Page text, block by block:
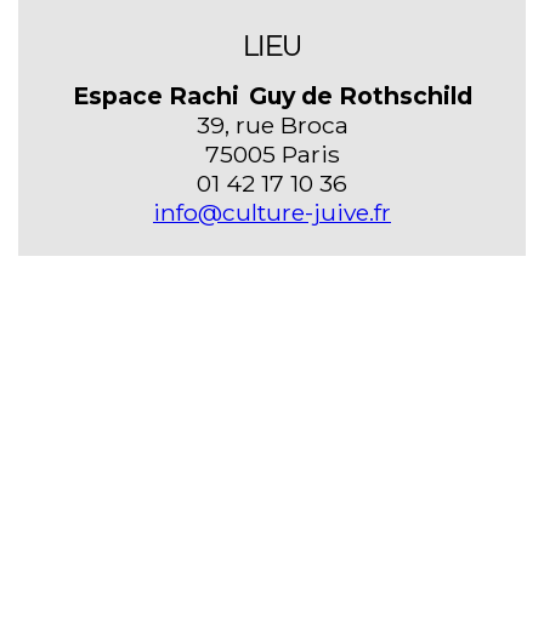
LIEU
Espace Rachi Guy de Rothschild
39, rue Broca
75005 Paris
01 42 17 10 36
info@culture-juive.fr